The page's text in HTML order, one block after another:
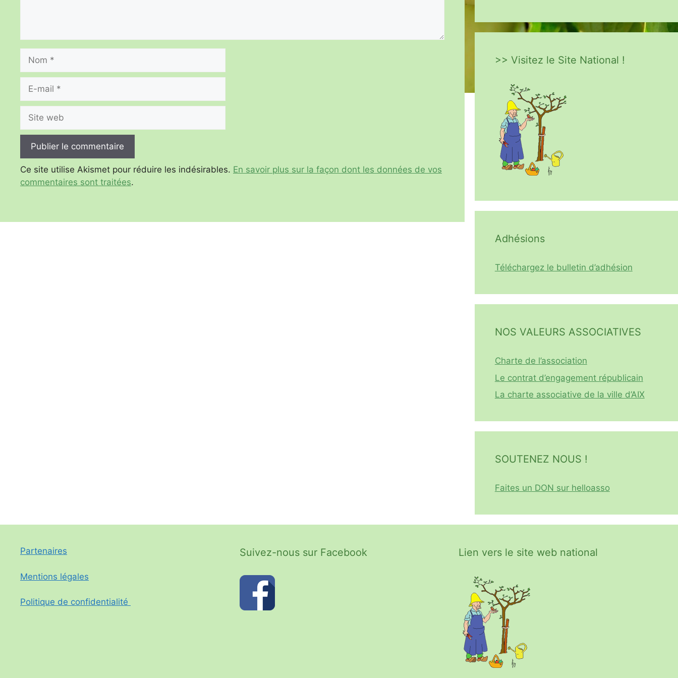
Nom
Site
web
Ce site utilise Akismet pour réduire les indésirables. En savoir plus sur la façon dont les données de vos
commentaires sont traitées.
>> Visitez le Site National !
Adhésions
Téléchargez le bulletin d’adhésion
NOS VALEURS ASSOCIATIVES
Charte de l’association
Le contrat d’engagement républicain
La charte associative de la ville d’AIX
SOUTENEZ NOUS !
Faites un DON sur helloasso
Partenaires
Mentions légales
Politique de confidentialité
Suivez-nous sur Facebook Lien vers le site web national